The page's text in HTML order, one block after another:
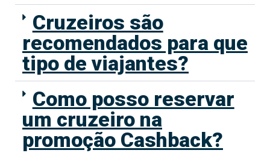
Cruzeiros são
recomendados para que
tipo de viajantes?
Como posso reservar
um cruzeiro na
promoção Cashback?